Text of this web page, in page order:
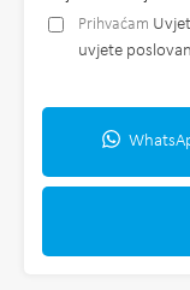
Prihvaćam
uvjete